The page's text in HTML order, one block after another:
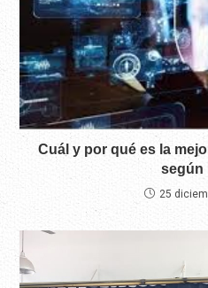
Cuál y por qué es la
según
25